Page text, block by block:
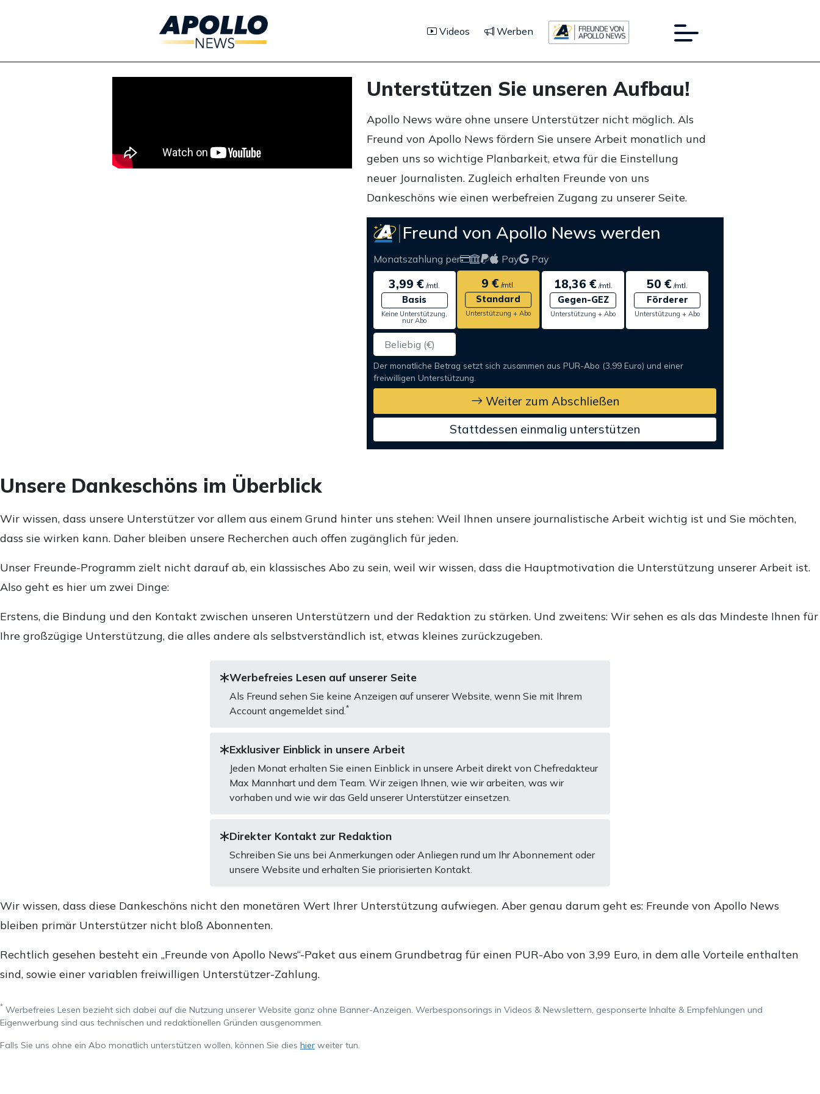
Videos Werben
Unterstützen Sie unseren Aufbau!
Apollo News wäre ohne unsere Unterstützer nicht möglich. Als
Freund von Apollo News fördern Sie unsere Arbeit monatlich und
geben uns so wichtige Planbarkeit, etwa für die Einstellung
neuer Journalisten. Zugleich erhalten Freunde von uns
Dankeschöns wie einen werbefreien Zugang zu unserer Seite.
Freund von Apollo News werden
Monatszahlung per Pay Pay
3,99 € /mtl.
Basis
Keine Unterstützung,
nur Abo
9 € /mtl.
Standard
Unterstützung + Abo
18,36 €/mtl.
Gegen-GEZ
Unterstützung + Abo
50 € /mtl.
Förderer
Unterstützung + Abo
Der monatliche Betrag setzt sich zusammen aus PUR-Abo (3,99 Euro) und einer
freiwilligen Unterstützung.
Weiter zum Abschließen
Stattdessen einmalig unterstützen
Unsere Dankeschöns im Überblick
Wir wissen, dass unsere Unterstützer vor allem aus einem Grund hinter uns stehen: Weil Ihnen unsere journalistische Arbeit wichtig ist und Sie möchten,
dass sie wirken kann. Daher bleiben unsere Recherchen auch offen zugänglich für jeden.
Unser Freunde-Programm zielt nicht darauf ab, ein klassisches Abo zu sein, weil wir wissen, dass die Hauptmotivation die Unterstützung unserer Arbeit ist.
Also geht es hier um zwei Dinge:
Erstens, die Bindung und den Kontakt zwischen unseren Unterstützern und der Redaktion zu stärken. Und zweitens: Wir sehen es als das Mindeste Ihnen für
Ihre großzügige Unterstützung, die alles andere als selbstverständlich ist, etwas kleines zurückzugeben.
Werbefreies Lesen auf unserer Seite
Als Freund sehen Sie keine Anzeigen auf unserer Website, wenn Sie mit Ihrem
Account angemeldet sind. *
Exklusiver Einblick in unsere Arbeit
Jeden Monat erhalten Sie einen Einblick in unsere Arbeit direkt von Chefredakteur
Max Mannhart und dem Team. Wir zeigen Ihnen, wie wir arbeiten, was wir
vorhaben und wie wir das Geld unserer Unterstützer einsetzen.
Direkter Kontakt zur Redaktion
Schreiben Sie uns bei Anmerkungen oder Anliegen rund um Ihr Abonnement oder
unsere Website und erhalten Sie priorisierten Kontakt.
Wir wissen, dass diese Dankeschöns nicht den monetären Wert Ihrer Unterstützung aufwiegen. Aber genau darum geht es: Freunde von Apollo News
bleiben primär Unterstützer nicht bloß Abonnenten.
Rechtlich gesehen besteht ein „Freunde von Apollo News“-Paket aus einem Grundbetrag für einen PUR-Abo von 3,99 Euro, in dem alle Vorteile enthalten
sind, sowie einer variablen freiwilligen Unterstützer-Zahlung.
* Werbefreies Lesen bezieht sich dabei auf die Nutzung unserer Website ganz ohne Banner-Anzeigen. Werbesponsorings in Videos & Newslettern, gesponserte Inhalte & Empfehlungen und
Eigenwerbung sind aus technischen und redaktionellen Gründen ausgenommen.
Falls Sie uns ohne ein Abo monatlich unterstützen wollen, können Sie dies hier weiter tun.